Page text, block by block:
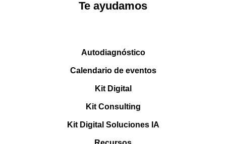
Te ayudamos
Autodiagnóstico
Calendario de eventos
Kit Digital
Kit Consulting
Kit Digital Soluciones IA